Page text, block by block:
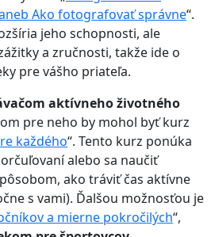
Ako fotografovať správne“.
jeho schopnosti, ale
a zručnosti, takže ide o
pre vášho priateľa.
aktívneho životného
pre neho by mohol byť kurz
každého“. Tento kurz ponúka
alebo sa naučiť
ako tráviť čas aktívne
s vami). Ďalšou možnosťou je
a mierne pokročilých“,